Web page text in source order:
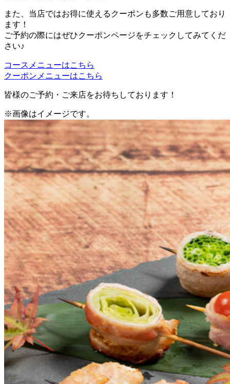
また、当店ではお得に使えるクーポンも多数ご用意しており
ます！
ご予約の際にはぜひクーポンページをチェックしてみてくだ
さい♪
コースメニューはこちら
クーポンメニューはこちら
皆様のご予約・ご来店をお待ちしております！
※画像はイメージです。